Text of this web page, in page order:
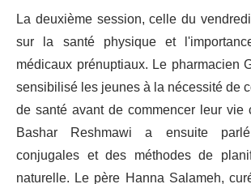
La deuxième session, celle du
sur la santé physique et
médicaux prénuptiaux. Le pharmacien
sensibilisé les jeunes à la nécessité de
de santé avant de commencer leur vie
Bashar Reshmawi a ensuite
conjugales et des méthodes de